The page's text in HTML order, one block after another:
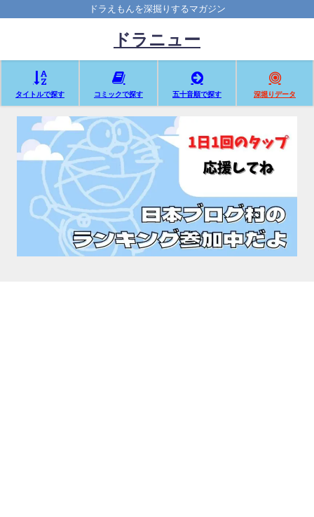
ドラえもんを深掘りするマガジン
ドラニュー
タイトルで探す コミックで探す 五十音順で探す 深堀りデータ